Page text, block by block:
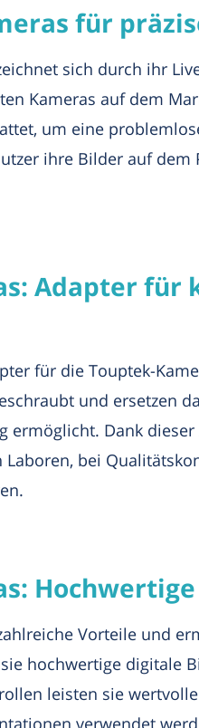
für
sich durch ihr
Kameras auf dem
um eine
ihre Bilder auf
Adapter
für die Touptek-
und ersetzen
ermöglicht. Dank
Laboren, bei
Vorteile und
hochwertige digitale
leisten sie
verwendet